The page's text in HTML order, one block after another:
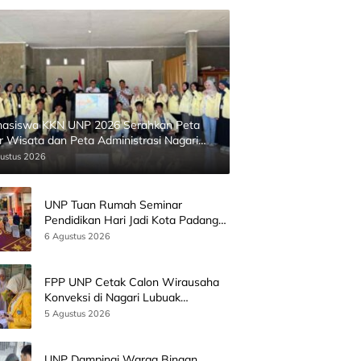
KKN UNP 2026 Serahkan Peta
Wisata dan Peta Administrasi Nagari
2026
UNP Tuan Rumah Seminar
Pendidikan Hari Jadi Kota Padang
Bersama Wamen Diktisainstek dan
6 Agustus 2026
FPP UNP Cetak Calon Wirausaha
Konveksi di Nagari Lubuak
Batingkok Limapuluh Kota
5 Agustus 2026